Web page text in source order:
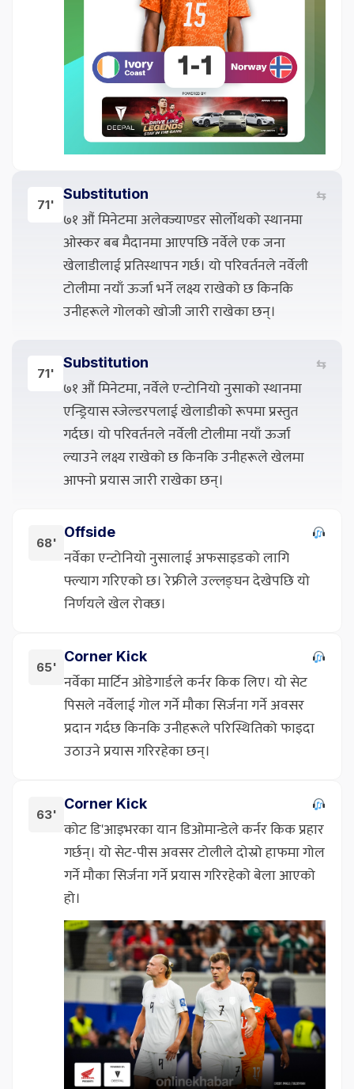
71'
Substitution ⇆
७१ औं मिनेटमा अलेक्ज्याण्डर सोर्लोथको स्थानमा
ओस्कर बब मैदानमा आएपछि नर्वेले एक जना
खेलाडीलाई प्रतिस्थापन गर्छ। यो परिवर्तनले नर्वेली
टोलीमा नयाँ ऊर्जा भर्ने लक्ष्य राखेको छ किनकि
उनीहरूले गोलको खोजी जारी राखेका छन्।
71'
Substitution ⇆
७१ औं मिनेटमा, नर्वेले एन्टोनियो नुसाको स्थानमा
एन्ड्रियास स्जेल्डरपलाई खेलाडीको रूपमा प्रस्तुत
गर्दछ। यो परिवर्तनले नर्वेली टोलीमा नयाँ ऊर्जा
ल्याउने लक्ष्य राखेको छ किनकि उनीहरूले खेलमा
आफ्नो प्रयास जारी राखेका छन्।
68'
Offside
नर्वेका एन्टोनियो नुसालाई अफसाइडको लागि
फ्ल्याग गरिएको छ। रेफ्रीले उल्लङ्घन देखेपछि यो
निर्णयले खेल रोक्छ।
65'
Corner Kick
नर्वेका मार्टिन ओडेगार्डले कर्नर किक लिए। यो सेट
पिसले नर्वेलाई गोल गर्ने मौका सिर्जना गर्ने अवसर
प्रदान गर्दछ किनकि उनीहरूले परिस्थितिको फाइदा
उठाउने प्रयास गरिरहेका छन्।
63'
Corner Kick
कोट डि'आइभरका यान डिओमान्डेले कर्नर किक प्रहार
गर्छन्। यो सेट-पीस अवसर टोलीले दोस्रो हाफमा गोल
गर्ने मौका सिर्जना गर्ने प्रयास गरिरहेको बेला आएको
हो।